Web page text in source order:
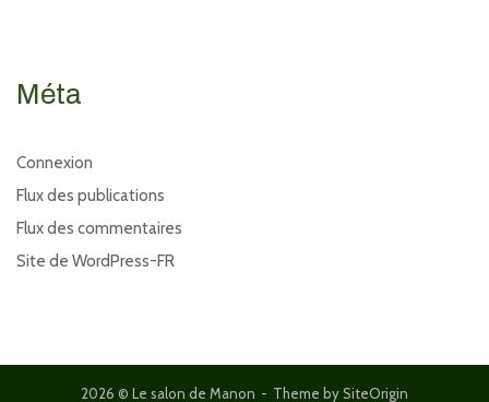
Méta
Connexion
Flux des publications
Flux des commentaires
Site de WordPress-FR
2026 © Le salon de Manon Theme bySiteOrigin